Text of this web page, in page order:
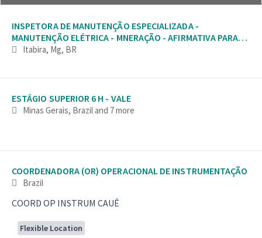
INSPETORA DE MANUTENÇÃO ESPECIALIZADA -
MANUTENÇÃO ELÉTRICA - MNERAÇÃO - AFIRMATIVA PARA
MULHERES
Itabira, Mg, BR
ESTÁGIO SUPERIOR 6 H - VALE
Minas Gerais, Braziland 7 more
COORDENADORA (OR) OPERACIONAL DE INSTRUMENTAÇÃO
Brazil
COORD OP INSTRUM CAUÊ
Flexible Location